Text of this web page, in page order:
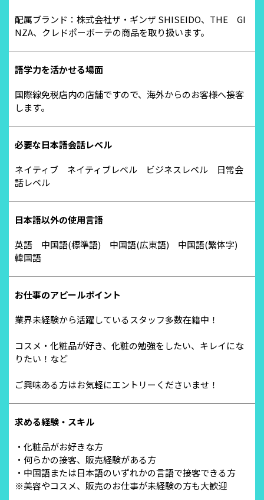
配属ブランド：株式会社ザ・ギンザ SHISEIDO、THE GI
NZA、クレドポーボーテの商品を取り扱います。
語学力を活かせる場面
国際線免税店内の店舗ですので、海外からのお客様へ接客
します。
必要な日本語会話レベル
ネイティブ ネイティブレベル ビジネスレベル 日常会
話レベル
日本語以外の使用言語
英語 中国語(標準語) 中国語(広東語) 中国語(繁体字)
韓国語
お仕事のアピールポイント
業界未経験から活躍しているスタッフ多数在籍中！
コスメ・化粧品が好き、化粧の勉強をしたい、キレイにな
りたい！など
ご興味ある方はお気軽にエントリーくださいませ！
求める経験・スキル
・化粧品がお好きな方
・何らかの接客、販売経験がある方
・中国語または日本語のいずれかの言語で接客できる方
※美容やコスメ、販売のお仕事が未経験の方も大歓迎